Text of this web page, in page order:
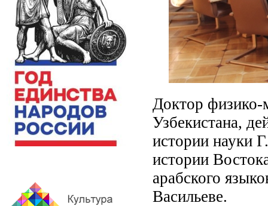
Доктор физико-
Узбекистана,
истории науки
истории
арабского
Васильеве.